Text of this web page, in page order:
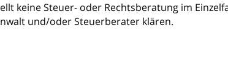
keine Steuer- oder Rechtsberatung im
und/oder Steuerberater klären.